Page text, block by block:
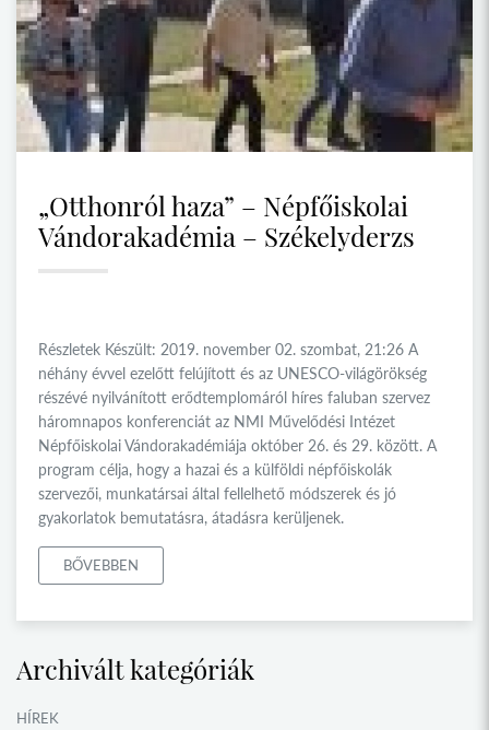
„Otthonról haza” – Népfőiskolai
Vándorakadémia – Székelyderzs
Részletek Készült: 2019. november 02. szombat, 21:26 A
néhány évvel ezelőtt felújított és az UNESCO-világörökség
részévé nyilvánított erődtemplomáról híres faluban szervez
háromnapos konferenciát az NMI Művelődési Intézet
Népfőiskolai Vándorakadémiája október 26. és 29. között. A
program célja, hogy a hazai és a külföldi népfőiskolák
szervezői, munkatársai által fellelhető módszerek és jó
gyakorlatok bemutatásra, átadásra kerüljenek.
BŐVEBBEN
Archivált kategóriák
HÍREK